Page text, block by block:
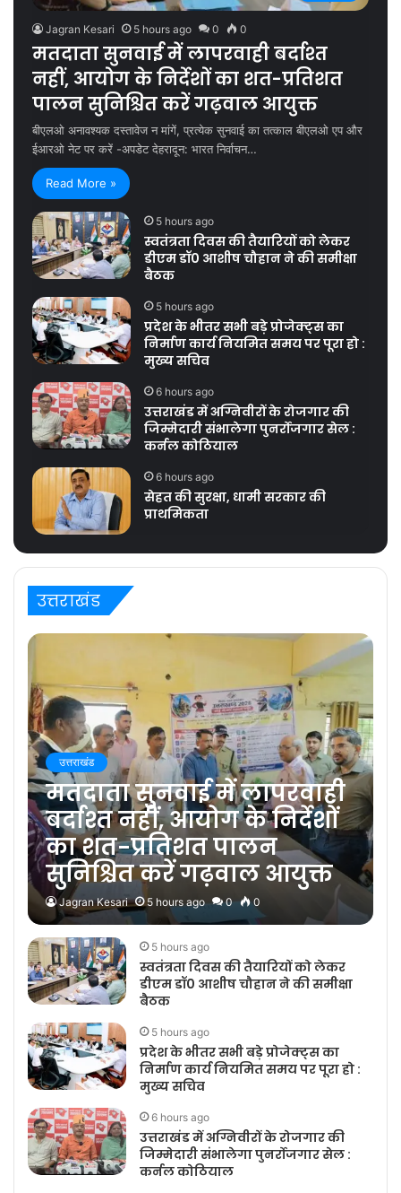
Jagran Kesari 5 hours ago 0 0
मतदाता सुनवाई में लापरवाही बर्दाश्त
नहीं, आयोग के निर्देशों का शत-प्रतिशत
पालन सुनिश्चित करें गढ़वाल आयुक्त
बीएलओ अनावश्यक दस्तावेज न मांगें, प्रत्येक सुनवाई का तत्काल बीएलओ एप और
ईआरओ नेट पर करें -अपडेट देहरादून: भारत निर्वाचन…
Read More »
5 hours ago
स्वतंत्रता दिवस की तैयारियों को लेकर
डीएम डॉ0 आशीष चौहान ने की समीक्षा
बैठक
5 hours ago
प्रदेश के भीतर सभी बड़े प्रोजेक्ट्स का
निर्माण कार्य नियमित समय पर पूरा हो :
मुख्य सचिव
6 hours ago
उत्तराखंड में अग्निवीरों के रोजगार की
जिम्मेदारी संभालेगा पुनर्रोजगार सेल :
कर्नल कोठियाल
6 hours ago
सेहत की सुरक्षा, धामी सरकार की
प्राथमिकता
उत्तराखंड
उत्तराखंड
मतदाता सुनवाई में लापरवाही
बर्दाश्त नहीं, आयोग के निर्देशों
का शत-प्रतिशत पालन
सुनिश्चित करें गढ़वाल आयुक्त
Jagran Kesari 5 hours ago 0 0
5 hours ago
स्वतंत्रता दिवस की तैयारियों को लेकर
डीएम डॉ0 आशीष चौहान ने की समीक्षा
बैठक
5 hours ago
प्रदेश के भीतर सभी बड़े प्रोजेक्ट्स का
निर्माण कार्य नियमित समय पर पूरा हो :
मुख्य सचिव
6 hours ago
उत्तराखंड में अग्निवीरों के रोजगार की
जिम्मेदारी संभालेगा पुनर्रोजगार सेल :
कर्नल कोठियाल